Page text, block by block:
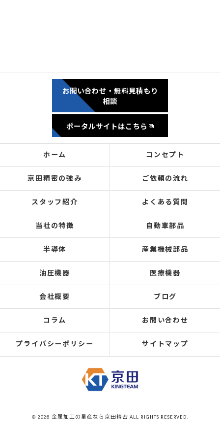
お問い合わせ・無料見積もり
相談
ポータルサイトはこちら
ホーム コンセプト
京田精密の強み ご依頼の流れ
スタッフ紹介 よくある質問
当社の特徴 自動車部品
半導体 産業機械部品
油圧機器 医療機器
会社概要 ブログ
コラム お問い合わせ
プライバシーポリシー サイトマップ
© 2026 金属加工の量産なら京田精密 ALL RIGHTS RESERVED.